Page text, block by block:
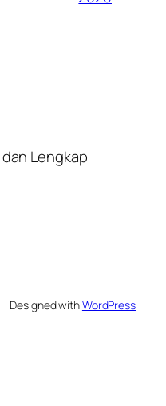
Lengkap
Designed withWordPress